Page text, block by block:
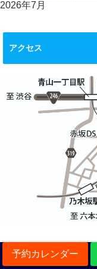
予約カレンダー
2026年7月
アクセス